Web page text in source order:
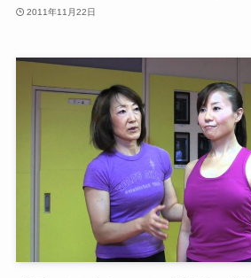
2011年11月22日